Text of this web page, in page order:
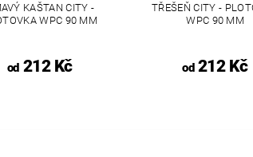
KAŠTAN CITY -
WPC 90 MM
od212 Kč
TŘEŠEŇ CITY -
WPC 90 MM
od212 Kč